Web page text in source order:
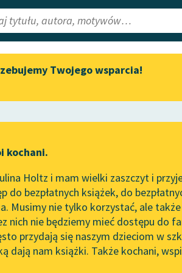
Lektury
redakcyjne
Aktualności
Zapraszamy na
literatury
Wolne Lektury na 32.
Pol’and’Rock Festivalu
„Kochanek Lady
do słuchania na Wolnych
Lekturach
Nowy audiobook –
Twojego wsparcia!
kochani.
Holtz i mam wielki zaszczyt i
do bezpłatnych książek, do
Musimy nie tylko korzystać, ale
nich nie będziemy mieć dostępu do
przydają się naszym dzieciom w
dają nam książki. Także kochani,
✖ Dante Alighieri✖